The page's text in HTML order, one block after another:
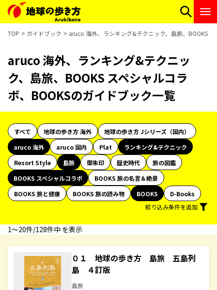
TOP ガイドブック aruco 海外、ランキング&テクニック、島旅、BOOKS
aruco 海外、ランキング&テクニッ
ク、島旅、BOOKS スペシャルコラ
ボ、BOOKSのガイドブック一覧
すべて 地球の歩き方 海外
地球の歩き方 Jシリーズ（国内）
aruco 海外
aruco 国内 Plat
ランキング&テクニック
Resort Style
島旅 御朱印 歴史時代
旅の図鑑
BOOKS スペシャルコラボ
BOOKS 旅の名言＆絶景
BOOKS 旅と健康
BOOKS 旅の読み物 BOOKS
D-Books
絞り込み条件を追加
1〜20件/128件中 を表示
０１ 地球の歩き方 島旅 五島列
島 ４訂版
島旅